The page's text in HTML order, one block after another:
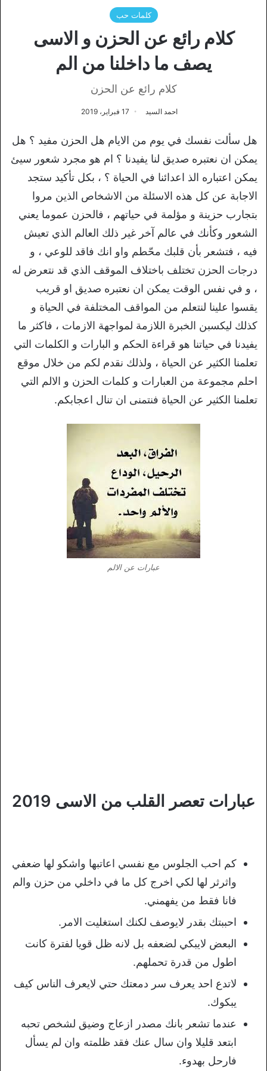
كلمات حب
كلام رائع عن الحزن و الاسى
يصف ما داخلنا من الم
كلام رائع عن الحزن
احمد السيد 17 فبراير، 2019
هل سألت نفسك في يوم من الايام هل الحزن مفيد ؟ هل
يمكن ان نعتبره صديق لنا يفيدنا ؟ ام هو مجرد شعور سيئ
يمكن اعتباره الذ اعدائنا في الحياة ؟ ، بكل تأكيد ستجد
الاجابة عن كل هذه الاسئلة من الاشخاص الذين مروا
بتجارب حزينة و مؤلمة في حياتهم ، فالحزن عموما يعني
الشعور وكأنك في عالم آخر غير ذلك العالم الذي تعيش
فيه ، فتشعر بأن قلبك محّطم واو انك فاقد للوعي ، و
درجات الحزن تختلف باختلاف الموقف الذي قد نتعرض له
، و في نفس الوقت يمكن ان نعتبره صديق او قريب
يقسوا علينا لنتعلم من المواقف المختلفة في الحياة و
كذلك ليكسبن الخبرة اللازمة لمواجهة الازمات ، فاكثر ما
يفيدنا في حياتنا هو قراءة الحكم و البارات و الكلمات التي
تعلمنا الكثير عن الحياة ، ولذلك نقدم لكم من خلال موقع
احلم مجموعة من العبارات و كلمات الحزن و الالم التي
تعلمنا الكثير عن الحياة فنتمنى ان تنال اعجابكم.
عبارات عن الالم
عبارات تعصر القلب من الاسى 2019
كم احب الجلوس مع نفسي اعاتبها واشكو لها ضعفي
واثرثر لها لكي اخرج كل ما في داخلي من حزن والم
فانا فقط من يفهمني.
احببتك بقدر لايوصف لكنك استغليت الامر.
البعض لايبكي لضعفه بل لانه ظل قويا لفترة كانت
اطول من قدرة تحملهم.
لاتدع احد يعرف سر دمعتك حتي لايعرف الناس كيف
يبكوك.
عندما تشعر بانك مصدر ازعاج وضيق لشخص تحبه
ابتعد قليلا وان سال عنك فقد ظلمته وان لم يسأل
فارحل بهدوء.